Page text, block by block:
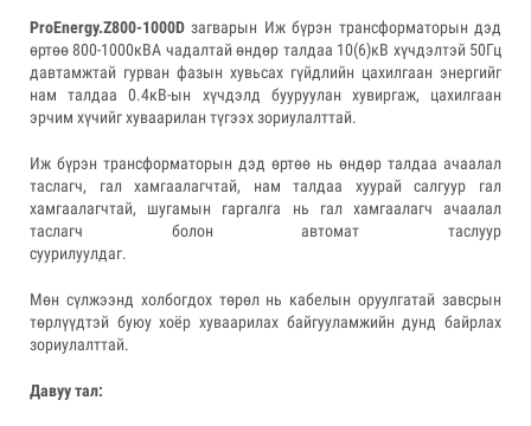
ProEnergy.Z800-1000D загварын Иж бүрэн трансформаторын дэд
өртөө 800-1000кВА чадалтай өндөр талдаа 10(6)кВ хүчдэлтэй 50Гц
давтамжтай гурван фазын хувьсах гүйдлийн цахилгаан энергийг
нам талдаа 0.4кВ-ын хүчдэлд бууруулан хувиргаж, цахилгаан
эрчим хүчийг хуваарилан түгээх зориулалттай.
Иж бүрэн трансформаторын дэд өртөө нь өндөр талдаа ачаалал
таслагч, гал хамгаалагчтай, нам талдаа хуурай салгуур гал
хамгаалагчтай, шугамын гаргалга нь гал хамгаалагч ачаалал
таслагч болон автомат таслуур
Мөн сүлжээнд холбогдох төрөл нь кабелын оруулгатай завсрын
төрлүүдтэй буюу хоёр хуваарилах байгууламжийн дунд байрлах
зориулалттай.
Давуу тал: